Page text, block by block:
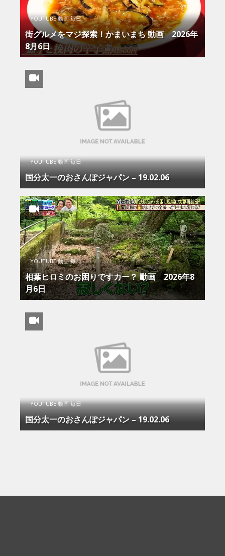
YOUTUBE 動画 毎日
街グルメをマジ探索！かまいまち 動画 2026年
8月6日
YOUTUBE 動画 毎日
国分太一のおさんぽジャパン – 19.02.06
YOUTUBE 動画 毎日
相葉ヒロミのお困りですカー？ 動画 2026年8
月6日
YOUTUBE 動画 毎日
国分太一のおさんぽジャパン – 19.02.06